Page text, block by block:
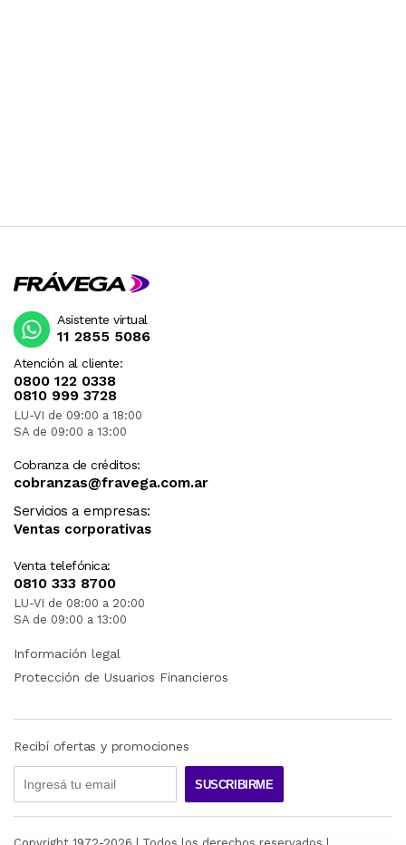
Atención al cliente:
0800 122 0338
0810 999 3728
LU-VI de 09:00 a 18:00
SA de 09:00 a 13:00
Cobranza de créditos:
cobranzas@fravega.com.ar
Servicios a empresas:
Ventas corporativas
Venta telefónica:
0810 333 8700
LU-VI de 08:00 a 20:00
SA de 09:00 a 13:00
Asistente virtual
11 2855 5086
Información legal
Protección de Usuarios Financieros
Recibí ofertas y promociones
SUSCRIBIRME